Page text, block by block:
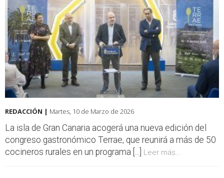
REDACCIÓN | Martes, 10 de Marzo de 2026
La isla de Gran Canaria acogerá una nueva edición del
congreso gastronómico Terrae, que reunirá a más de 50
cocineros rurales en un programa [...]
Leer más...